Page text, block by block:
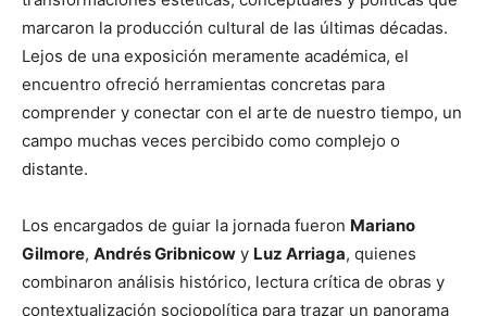
marcaron la producción cultural de las últimas décadas.
Lejos de una exposición meramente académica, el
encuentro ofreció herramientas concretas para
comprender y conectar con el arte de nuestro tiempo, un
campo muchas veces percibido como complejo o
distante.
Los encargados de guiar la jornada fueron Mariano
Gilmore, Andrés Gribnicow y Luz Arriaga, quienes
combinaron análisis histórico, lectura crítica de obras y
contextualización sociopolítica para trazar un panorama